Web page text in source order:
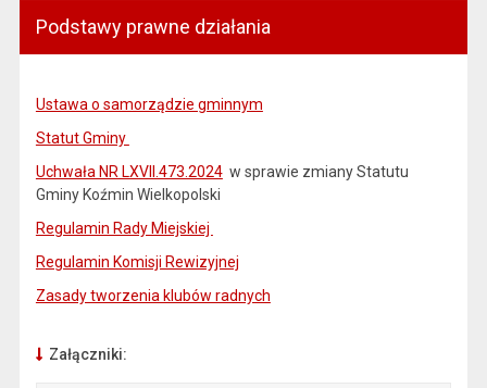
Podstawy prawne działania
Ustawa o samorządzie gminnym
Statut Gminy
Uchwała NR LXVII.473.2024w sprawie zmiany Statutu
Gminy Koźmin Wielkopolski
Regulamin Rady Miejskiej
Regulamin Komisji Rewizyjnej
Zasady tworzenia klubów radnych
Załączniki: